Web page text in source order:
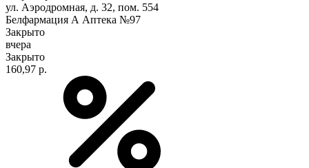
ул. Аэродромная, д. 32, пом. 554
Белфармация А Аптека №97
Закрыто
вчера
Закрыто
160,97 р.